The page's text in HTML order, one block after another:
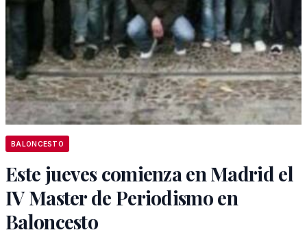
BALONCESTO
Este jueves comienza en Madrid el
IV Master de Periodismo en
Baloncesto